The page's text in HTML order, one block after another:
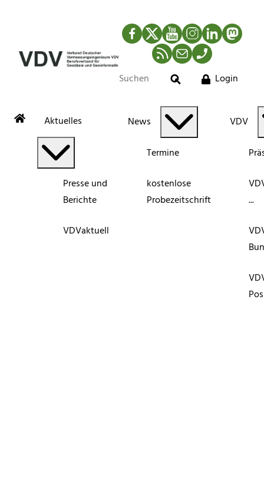
Facebook
TwitterYouTubeInstagram
LinkedIn
RSS-Newsfeed
MailTelefon
Suche
Login
Aktuelles
Presse und
Berichte
VDVaktuell
News
Termine
kostenlose
Probezeitschrift
VDV
...